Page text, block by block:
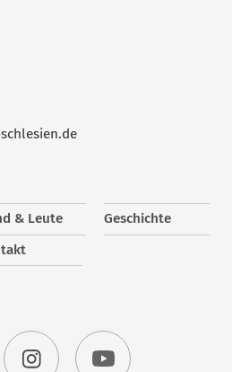
& Leute
Geschichte